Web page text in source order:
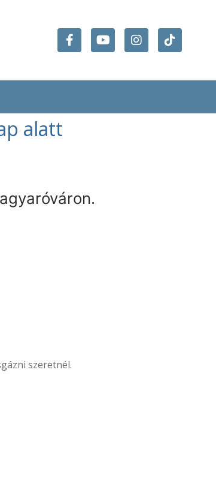
alatt
szeretnél.